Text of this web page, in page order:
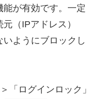
が有効です。一定
（IPアドレス）
ようにブロックし
「ログインロック」